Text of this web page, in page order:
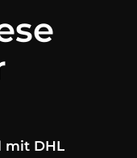
mit DHL